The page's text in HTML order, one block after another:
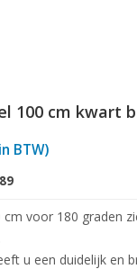
100 cm kwart
in BTW)
voor 180 graden
u een duidelijk en